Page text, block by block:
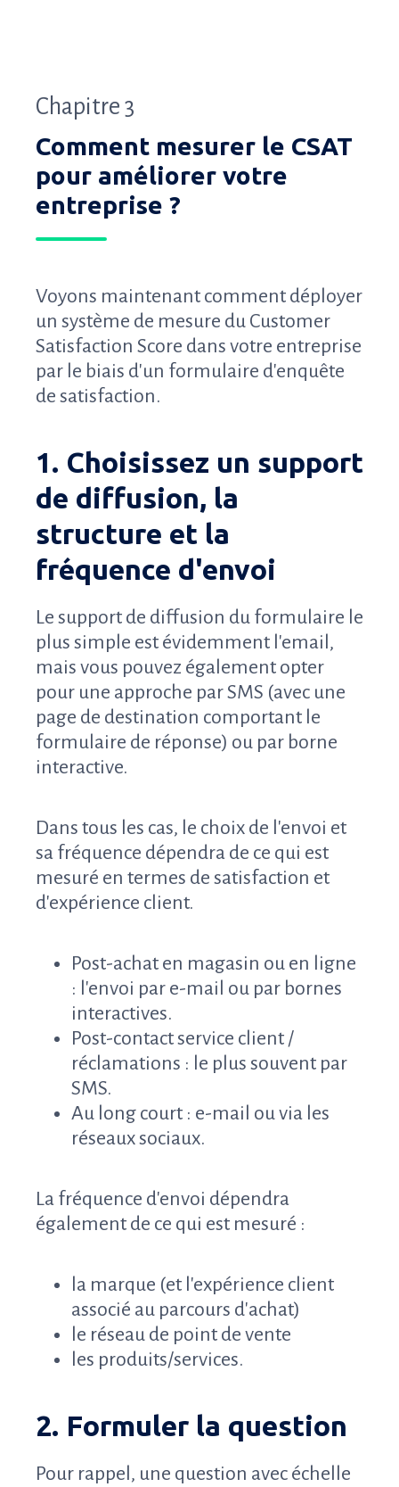
Chapitre 3
Comment mesurer le CSAT
pour améliorer votre
entreprise ?
Voyons maintenant comment déployer
un système de mesure du Customer
Satisfaction Score dans votre entreprise
par le biais d'un formulaire d'enquête
de satisfaction.
1. Choisissez un support
de diffusion, la
structure et la
fréquence d'envoi
Le support de diffusion du formulaire le
plus simple est évidemment l'email,
mais vous pouvez également opter
pour une approche par SMS (avec une
page de destination comportant le
formulaire de réponse) ou par borne
interactive.
Dans tous les cas, le choix de l'envoi et
sa fréquence dépendra de ce qui est
mesuré en termes de satisfaction et
d'expérience client.
Post-achat en magasin ou en ligne
: l'envoi par e-mail ou par bornes
interactives.
Post-contact service client /
réclamations : le plus souvent par
SMS.
Au long court : e-mail ou via les
réseaux sociaux.
La fréquence d'envoi dépendra
également de ce qui est mesuré :
la marque (et l'expérience client
associé au parcours d'achat)
le réseau de point de vente
les produits/services.
2. Formuler la question
Pour rappel, une question avec échelle